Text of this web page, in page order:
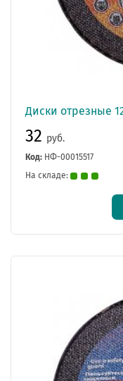
Диски отрезные
32 руб.
Код: НФ-00015517
На складе: